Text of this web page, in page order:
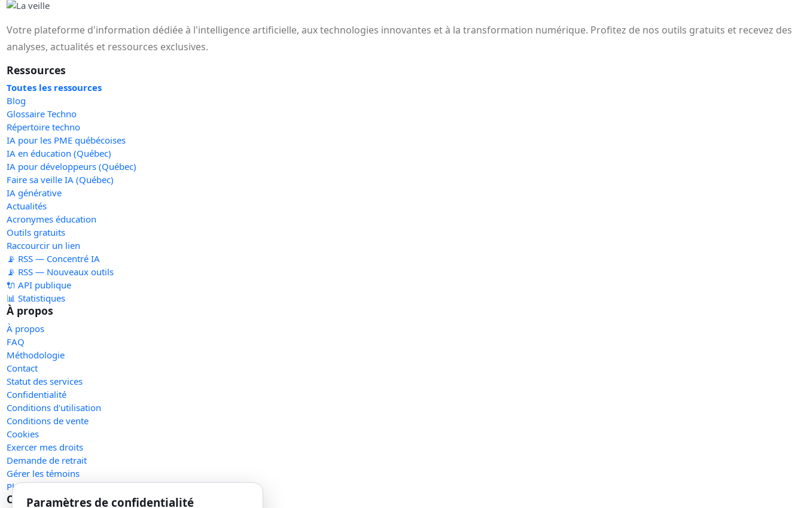
Votre plateforme d'information dédiée à l'intelligence artificielle, aux technologies innovantes et à la transformation numérique. Profitez de nos outils gratuits et recevez des
analyses, actualités et ressources exclusives.
Ressources
Toutes les ressources
Blog
Glossaire Techno
Répertoire techno
IA pour les PME québécoises
IA en éducation (Québec)
IA pour développeurs (Québec)
Faire sa veille IA (Québec)
IA générative
Actualités
Acronymes éducation
Outils gratuits
Raccourcir un lien
📡 RSS — Concentré IA
📡 RSS — Nouveaux outils
🔌 API publique
📊 Statistiques
À propos
À propos
FAQ
Méthodologie
Contact
Statut des services
Confidentialité
Conditions d'utilisation
Conditions de vente
Cookies
Exercer mes droits
Demande de retrait
Gérer les témoins
Plan du site
Communauté
Paramètres de confidentialité